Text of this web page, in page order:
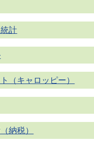
計
（キャロッピー）
納税）